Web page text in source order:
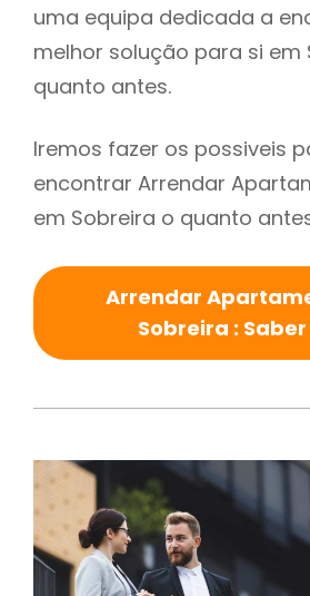
uma equipa dedicada a
melhor solução para si em
quanto antes.
Iremos fazer os possiveis
encontrar Arrendar
em Sobreira o quanto
Arrendar
Sobreira :